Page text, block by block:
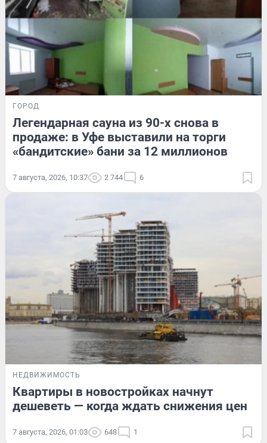
ГОРОД
Легендарная сауна из 90-х снова в
продаже: в Уфе выставили на торги
«бандитские» бани за 12 миллионов
7 августа, 2026, 10:37 2 744 6
НЕДВИЖИМОСТЬ
Квартиры в новостройках начнут
дешеветь — когда ждать снижения цен
7 августа, 2026, 01:03 648 1